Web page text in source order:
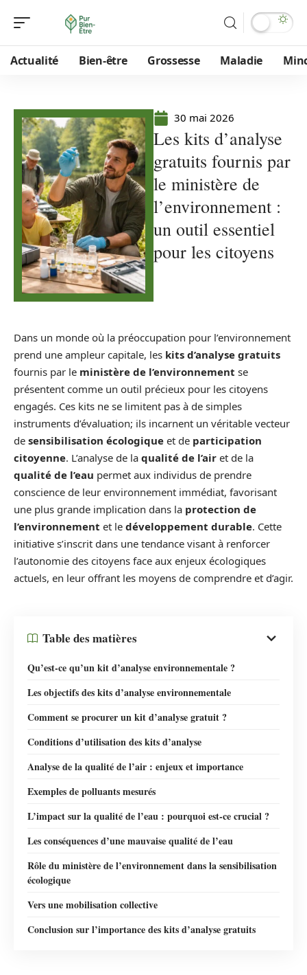
Actualité Bien-être Grossesse Maladie
30 mai 2026
Les kits d’analyse
gratuits fournis par
le ministère de
l’environnement :
un outil essentiel
pour les citoyens
Dans un monde où la préoccupation pour l’environnement
prend une ampleur capitale, les kits d’analyse gratuits
fournis par le ministère de l’environnement se
présentent comme un outil précieux pour les citoyens
engagés. Ces kits ne se limitent pas à de simples
instruments d’évaluation; ils incarnent un véritable vecteur
de sensibilisation écologique et de participation
citoyenne. L’analyse de la qualité de l’air et de la
qualité de l’eau permet aux individus de prendre
conscience de leur environnement immédiat, favorisant
une plus grande implication dans la protection de
l’environnement et le développement durable. Cette
initiative s’inscrit dans une tendance visant à renforcer
l’autonomie des citoyens face aux enjeux écologiques
actuels, en leur offrant les moyens de comprendre et d’agir.
Table des matières
Qu’est-ce qu’un kit d’analyse environnementale ?
Les objectifs des kits d’analyse environnementale
Comment se procurer un kit d’analyse gratuit ?
Conditions d’utilisation des kits d’analyse
Analyse de la qualité de l’air : enjeux et importance
Exemples de polluants mesurés
L’impact sur la qualité de l’eau : pourquoi est-ce crucial ?
Les conséquences d’une mauvaise qualité de l’eau
Rôle du ministère de l’environnement dans la sensibilisation
écologique
Vers une mobilisation collective
Conclusion sur l’importance des kits d’analyse gratuits